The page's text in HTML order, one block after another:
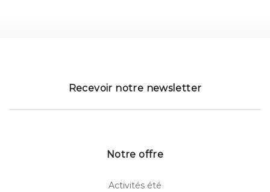
Recevoir notre newsletter
Notre offre
Activités été